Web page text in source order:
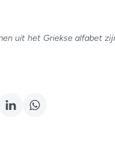
uit het Griekse alfabet